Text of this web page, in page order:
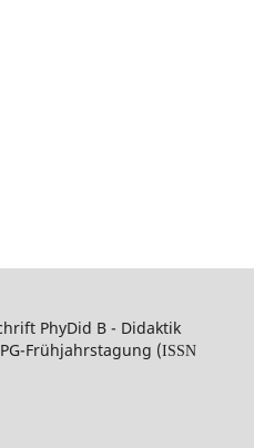
PhyDid B - Didaktik
Frühjahrstagung (ISSN